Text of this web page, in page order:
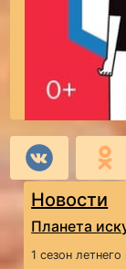
Новости
Планета
1 сезон